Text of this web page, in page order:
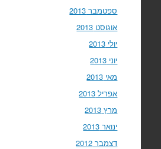
ספטמבר 2013
אוגוסט 2013
יולי 2013
יוני 2013
מאי 2013
אפריל 2013
מרץ 2013
ינואר 2013
דצמבר 2012